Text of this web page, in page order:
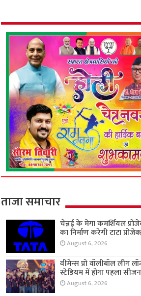
ताजा समाचार
चेन्नई के मेगा कमर्शियल
का निर्माण करेगी टाटा
August 6, 2026
वीमेन्स प्रो वॉलीबॉल लीग
स्टेडियम में होगा पहला सीजन
August 6, 2026